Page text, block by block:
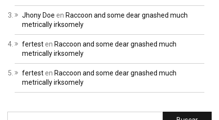
Jhony Doe en Raccoon and some dear gnashed much
metrically irksomely
fertesten Raccoon and some dear gnashed much
metrically irksomely
fertesten Raccoon and some dear gnashed much
metrically irksomely